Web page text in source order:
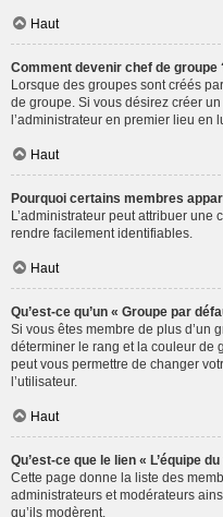
Haut
Comment devenir chef de groupe
Lorsque des groupes sont créés
de groupe. Si vous désirez créer
l’administrateur en premier lieu en
Haut
Pourquoi certains membres
L’administrateur peut attribuer une
rendre facilement identifiables.
Haut
Qu’est-ce qu’un « Groupe par
Si vous êtes membre de plus d’un
déterminer le rang et la couleur de
peut vous permettre de changer
l’utilisateur.
Haut
Qu’est-ce que le lien « L’équipe
Cette page donne la liste des
administrateurs et modérateurs
qu’ils modèrent.